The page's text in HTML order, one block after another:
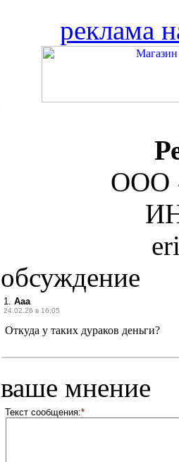
реклама
ООО
обсуждение
1. Ааа
24.02.26 в 16:05
Откуда у таких дураков деньги?
ваше мнение
Текст сообщения:*